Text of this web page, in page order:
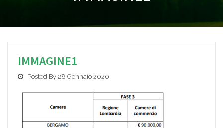
IMMAGINE1
Posted By 28 Gennaio 2020